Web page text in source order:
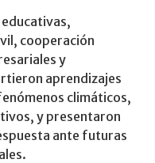
cooperación
y
aprendizajes
climáticos,
y presentaron
ante futuras